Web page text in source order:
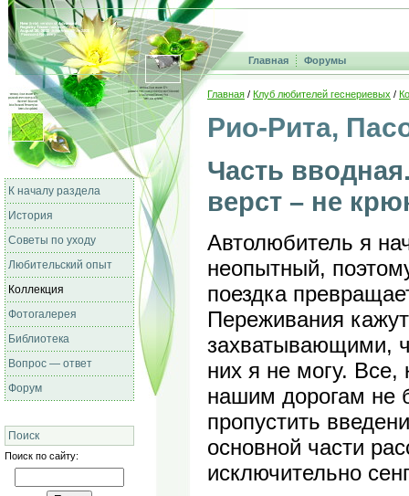
Главная Форумы
К началу раздела
История
Советы по уходу
Любительский опыт
Коллекция
Фотогалерея
Библиотека
Вопрос — ответ
Форум
Поиск
Поиск по сайту:
Главная / Клуб любителей геснериевых /
Рио-Рита,
Часть
верст – не
Автолюбитель я
неопытный,
поездка
Переживания
захватывающими,
них я не могу.
нашим дорогам не
пропустить
основной части
исключительно